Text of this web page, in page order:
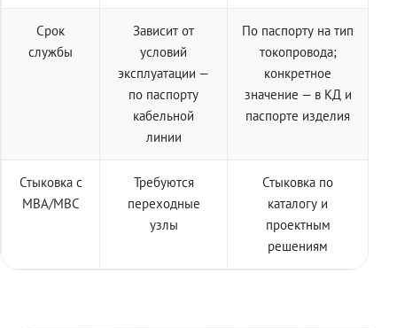
Срок
службы
Зависит от
условий
эксплуатации —
по паспорту
кабельной
линии
По паспорту на тип
токопровода;
конкретное
значение — в КД и
паспорте изделия
Стыковка с
МВА/МВС
Требуются
переходные
узлы
Стыковка по
каталогу и
проектным
решениям